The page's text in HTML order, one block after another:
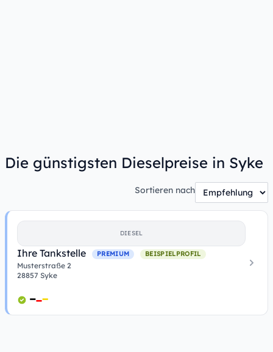
Die günstigsten Dieselpreise in Syke
Sortieren nach
DIESEL
Ihre Tankstelle PREMIUM BEISPIELPROFIL
Musterstraße 2
28857 Syke